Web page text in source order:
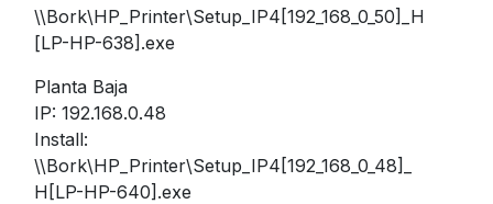
\\Bork\HP_Printer\Setup_IP4[192_168_0_50]_H
[LP-HP-638].exe
Planta Baja
IP: 192.168.0.48
Install:
\\Bork\HP_Printer\Setup_IP4[192_168_0_48]_
H[LP-HP-640].exe